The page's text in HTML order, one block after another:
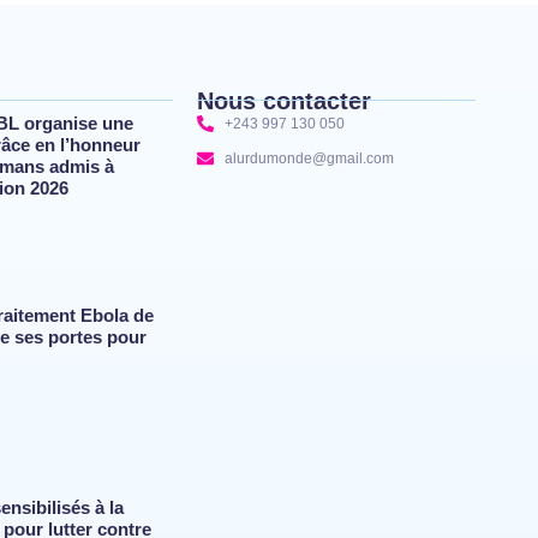
organise une
en l’honneur
admis à
2026
Ebola de
ses portes pour
à la
lutter contre
Nous contacter
+243 997 130 050
alurdumonde@gmail.com